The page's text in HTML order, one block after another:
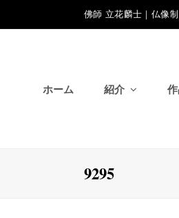
佛師 立花麟士｜仏像
ホーム 紹介
9295